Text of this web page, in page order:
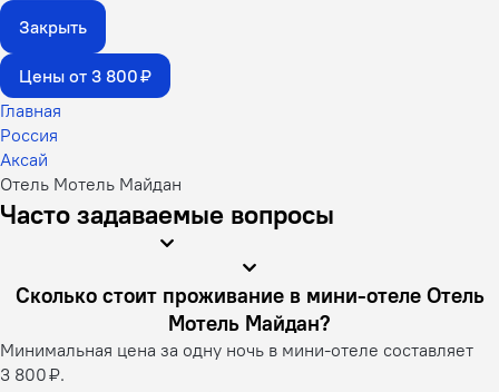
Закрыть
Цены от 3 800 ₽
Главная
Россия
Аксай
Отель Мотель Майдан
Часто задаваемые вопросы
Сколько стоит проживание в мини-отеле Отель
Мотель Майдан?
Минимальная цена за одну ночь в мини-отеле составляет
3 800 ₽.